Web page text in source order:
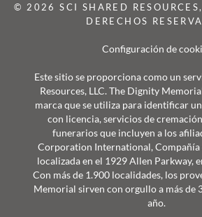
© 2026 SCI SHARED
DERECHOS
Configuración de
Este sitio se proporciona como un
Resources, LLC. The Dignity
marca que se utiliza para identificar
con licencia, servicios de
funerarios que incluyen a los
Corporation International, Compañía
localizada en el 1929 Allen Parkway,
Con más de 1.900 localidades, los
Memorial sirven con orgullo a más de
año.